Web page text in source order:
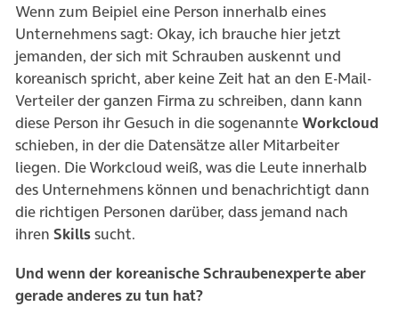
Wenn zum Beipiel eine Person innerhalb eines
Unternehmens sagt: Okay, ich brauche hier jetzt
jemanden, der sich mit Schrauben auskennt und
koreanisch spricht, aber keine Zeit hat an den E-Mail-
Verteiler der ganzen Firma zu schreiben, dann kann
diese Person ihr Gesuch in die sogenannteWorkcloud
schieben, in der die Datensätze aller Mitarbeiter
liegen. Die Workcloud weiß, was die Leute innerhalb
des Unternehmens können und benachrichtigt dann
die richtigen Personen darüber, dass jemand nach
ihren Skillssucht.
Und wenn der koreanische Schraubenexperte aber
gerade anderes zu tun hat?